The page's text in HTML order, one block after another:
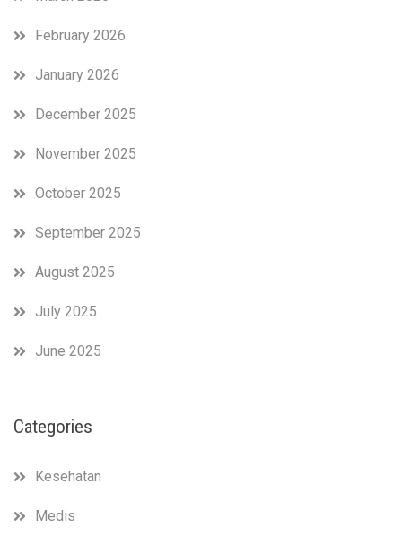
February 2026
January 2026
December 2025
November 2025
October 2025
September 2025
August 2025
July 2025
June 2025
Categories
Kesehatan
Medis